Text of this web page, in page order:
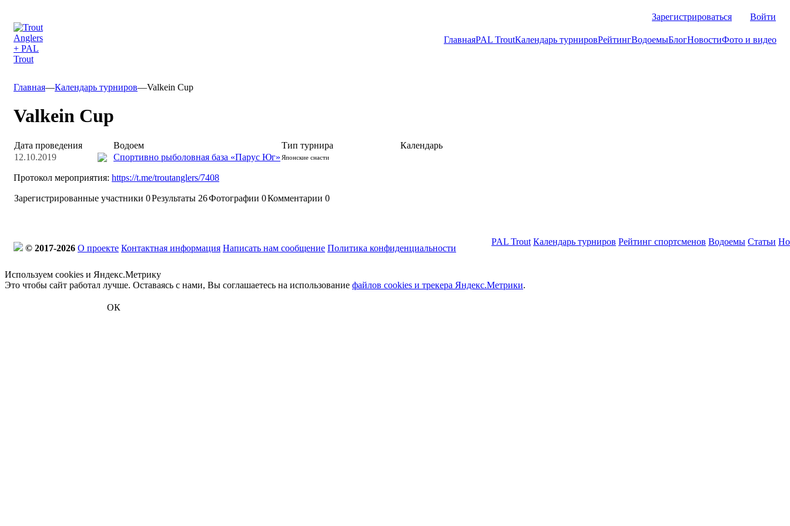
Зарегистрироваться Войти
ГлавнаяPAL TroutКалендарь турнировРейтингВодоемыБлогНовостиФото и видео
Главная—Календарь турниров—Valkein Cup
Valkein Cup
Дата проведения Водоем Тип турнира
Календарь
12.10.2019
Спортивно рыболовная база «Парус Юг» Японские снасти
Протокол мероприятия: https://t.me/troutanglers/7408
Зарегистрированные участники 0Результаты 26Фотографии 0Комментарии 0
© 2017-2026 О проекте Контактная информация Написать нам сообщение Политика конфиденциальности
PAL Trout Календарь турниров Рейтинг спортсменов Водоемы Статьи
Используем cookies и Яндекс.Метрику
Это чтобы сайт работал лучше. Оставаясь с нами, Вы соглашаетесь на использование файлов cookies и трекера Яндекс.Метрики.
ОК